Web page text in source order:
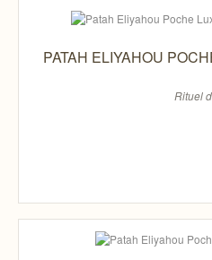
PATAH ELIYAHOU
Rituel